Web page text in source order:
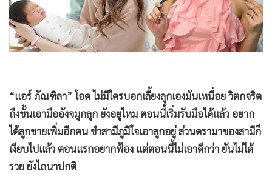
•
Management & HR
• MGR Live
• Infographic
กีฬา
• ต่างประเทศ
• Special Scoop
• เศรษฐกิจ-ธุรกิจ
“แอร์ ภัณฑิลา” โอด ไม่มีใครบอกเลี้ยงลูกเองมันเหนื่อย วิตกจริต
ถึงขั้นเอามืออังจมูกลูก ยังอยู่ไหม ตอนนี้เริ่มรับมือได้แล้ว อยาก
ได้ลูกชายเพิ่มอีกคน ขำสามีภูมิใจเอาลูกอยู่ ส่วนดรามาของสามีก็
เงียบไปแล้ว ตอนแรกอยากฟ้อง แต่ตอนนี้ไม่เอาดีกว่า ยันไม่ได้
รวย ยังไถนาปกติ